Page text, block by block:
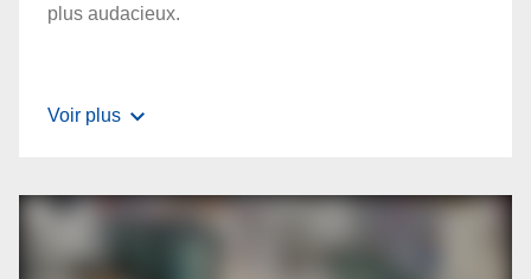
plus audacieux.
Voir plus